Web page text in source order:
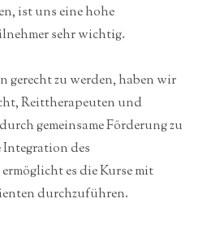
ist uns eine hohe
sehr wichtig.
gerecht zu werden, haben wir
Reittherapeuten und
gemeinsame Förderung zu
des
es die Kurse mit
durchzuführen.